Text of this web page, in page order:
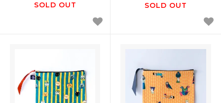
SOLD OUT SOLD OUT